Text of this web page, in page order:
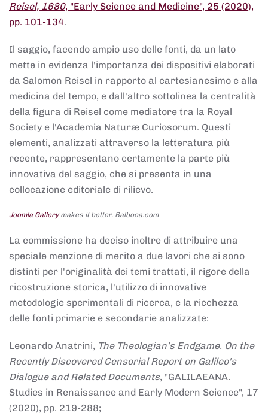
Reisel, 1680, "Early Science and Medicine", 25 (2020),
pp. 101-134.
Il saggio, facendo ampio uso delle fonti, da un lato
mette in evidenza l'importanza dei dispositivi elaborati
da Salomon Reisel in rapporto al cartesianesimo e alla
medicina del tempo, e dall'altro sottolinea la centralità
della figura di Reisel come mediatore tra la Royal
Society e l'Academia Naturæ Curiosorum. Questi
elementi, analizzati attraverso la letteratura più
recente, rappresentano certamente la parte più
innovativa del saggio, che si presenta in una
collocazione editoriale di rilievo.
Joomla Gallerymakes it better. Balbooa.com
La commissione ha deciso inoltre di attribuire una
speciale menzione di merito a due lavori che si sono
distinti per l'originalità dei temi trattati, il rigore della
ricostruzione storica, l'utilizzo di innovative
metodologie sperimentali di ricerca, e la ricchezza
delle fonti primarie e secondarie analizzate:
Leonardo Anatrini, The Theologian's Endgame. On the
Recently Discovered Censorial Report on Galileo's
Dialogue and Related Documents, "GALILAEANA.
Studies in Renaissance and Early Modern Science", 17
(2020), pp. 219-288;